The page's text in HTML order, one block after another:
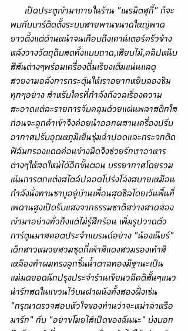
พบกับบาร์ติดตั้งระบบสายพานขนาดใหญ่พาด
ยาวตั้งแต่ด้านหน้าจนเกือบถึงเคาน์เตอร์ครัวข้าง
หลังวางวัตถุดิบสดทั้งแบบถาด,เสียบไม้,คลิปหนีบ
สีสันต่างๆพร้อมเครื่องดื่มเรียงเต็มแน่นแลดู
สวยงามอลังการกระตุ้นให้เราอยากหยิบลองชิม
ทุกๆอย่าง สำหรับใครที่กำลังกังวลเรื่องความ
สะอาดแต่ละรายการจับคลุมด้วยแผ่นพลาสติกใส
ก่อนจะลูกค้าเข้าจึงค่อยนำออกผสานเครื่องปรับ
อากาศปรับอุณหภูมิเย็นชุ่มฉ่ำปอดและกระจกติด
ฟิล์มกรองแดดค่อนข้างมืดจึงช่วยรักษาอาหาร
ต่างๆให้สดใหม่ได้อีกขั้นตอน บรรยากาศโดยรวม
เน้นการตกแต่งสไตล์ปลอดโปร่งโล่งสบายเหมือน
กำลังนั่งทานชาบูอยู่บ้านเพื่อนสุดชิลโดยเว้นพื้นที่
เพดานสูงเปิดรับแสงจากธรรมชาติสว่างสาดส่อง
เข้ามาอย่างทั่วถึงแต่ไม่รู้สึกร้อน เพิ่มรูปวาดตัว
การ์ตูนมาสคอตประจำแบรนด์อย่าง "น้องเนียร์"
เด็กสาวหมวยสวมชุดกี่เพ้าสีแดงสวมรองเท้าสี
เหลืองทำผมทรงลูกชิ้นน้ำตาลทองมีฐานะเป็น
แม่มดยอดนักปรุงประจำร้านเขียนวลีคติสั้นๆแนว
น่ารักสดในแขวนไว้บนฝาผนังทั้งสองฝั่งเช่น
"กรุณาตรวจสอบหัวใจของท่านว่าจะหม่าล่าหรือ
มารัก" กับ "อย่าขโมยไส้เป็ดของฉันนะ" บ่งบอก